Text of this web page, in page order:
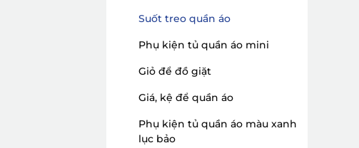
Suốt treo quần áo
Phụ kiện tủ quần áo mini
Giỏ để đồ giặt
Giá, kệ để quần áo
Phụ kiện tủ quần áo màu xanh
lục bảo